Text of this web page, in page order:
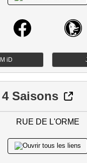
iD
Saisons
RUE DE L'ORME